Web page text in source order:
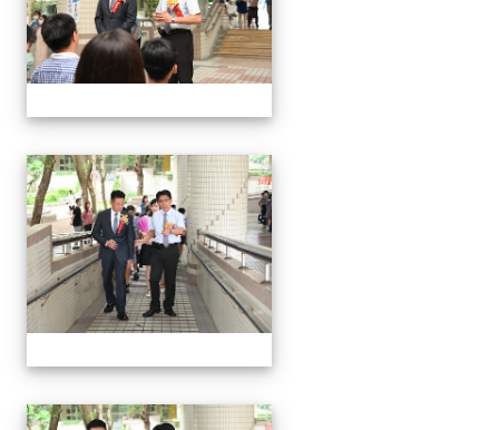
24屆文化國小畢業典禮
24屆文化國小畢業典禮